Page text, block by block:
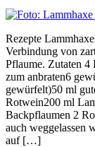
Rezepte
Verbindung von
Pflaume. Zutaten 4
zum anbraten6
gewürfelt)50 ml
Rotwein200 ml
Backpflaumen 2
auch weggelassen
auf […]